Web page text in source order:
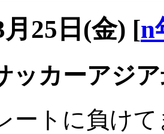
月25日(金) [n
ッカーアジ
ートに負けて